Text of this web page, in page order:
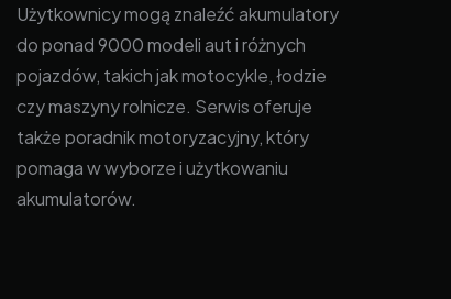
Użytkownicy mogą znaleźć akumulatory
do ponad 9000 modeli aut i różnych
pojazdów, takich jak motocykle, łodzie
czy maszyny rolnicze. Serwis oferuje
także poradnik motoryzacyjny, który
pomaga w wyborze i użytkowaniu
akumulatorów.